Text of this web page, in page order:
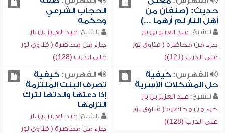
حديث: (صنفان من
أهل النار لم أرهما ...)
للشيخ: عبد العزيز بن باز
جزء من محاضرة ( فتاوى نور
على الدرب (121))
الحجاب الشرعي
وحكمه
للشيخ: عبد العزيز بن باز
جزء من محاضرة ( فتاوى نور
على الدرب (128))
الفهرس:كيفية
حل المشكلات الأسرية
للشيخ: عبد العزيز بن باز
جزء من محاضرة ( فتاوى نور
على الدرب (128))
الفهرس:كيفية
تصرف البنت الملتزمة
إذا دعتها والدتها لترك
التزامها
للشيخ: عبد العزيز بن باز
جزء من محاضرة ( فتاوى نور